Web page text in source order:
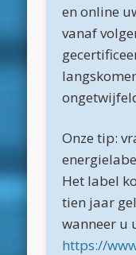
februari 2026
januari 2026
december 2025
oktober 2025
mei 2025
maart 2025
februari 2025
januari 2025
en online
vanaf
Onze tip:
Het label
tien jaar
wanneer u
https://